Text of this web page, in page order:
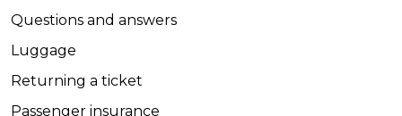
Questions and answers
Luggage
Returning a ticket
Passenger insurance